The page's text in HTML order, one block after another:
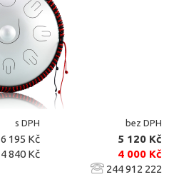
s DPH bez DPH
6 195 Kč
5 120 Kč
4 840 Kč
4 000 Kč
244 912 222